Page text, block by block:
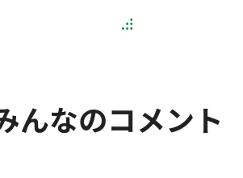
んなのコメント